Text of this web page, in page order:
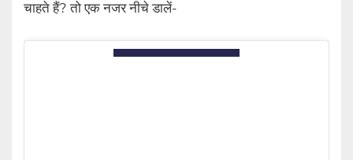
चाहते हैं? तो एक नजर नीचे डालें-